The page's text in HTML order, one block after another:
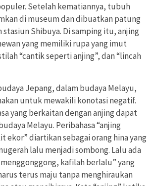
Setelah kematiannya, tubuh
di museum dan dibuatkan patung
Shibuya. Di samping itu, anjing
yang memiliki rupa yang imut
“cantik seperti anjing”, dan “lincah
Jepang, dalam budaya Melayu,
untuk mewakili konotasi negatif.
yang berkaitan dengan anjing dapat
Melayu. Peribahasa “anjing
diartikan sebagai orang hina yang
lalu menjadi sombong. Lalu ada
kafilah berlalu” yang
terus maju tanpa menghiraukan